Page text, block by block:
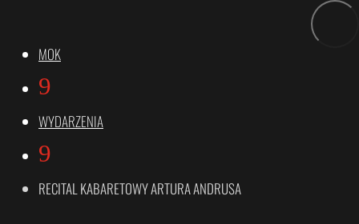
MOK
9
WYDARZENIA
9
RECITAL KABARETOWY ARTURA ANDRUSA